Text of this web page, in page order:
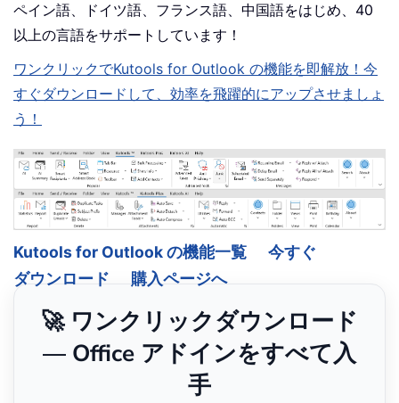
ペイン語、ドイツ語、フランス語、中国語をはじめ、40
以上の言語をサポートしています！
ワンクリックでKutools for Outlook の機能を即解放！今
すぐダウンロードして、効率を飛躍的にアップさせましょ
う！
Kutools for Outlook の機能一覧
今すぐ
ダウンロード
購入ページへ
🚀 ワンクリックダウンロード
— Office アドインをすべて入
手